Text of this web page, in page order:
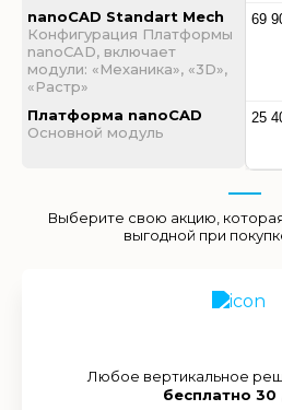
nanoCAD Standart Mech
Конфигурация Платформы
nanoCAD, включает
модули: «Механика», «3D»,
«Растр»
Платформа nanoCAD
Основной модуль
69
25
Выберите свою акцию,
выгодной при
Любое вертикальное
бесплатно 30